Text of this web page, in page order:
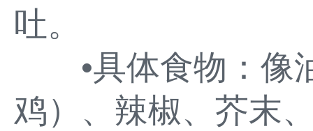
吐。
•具体食物：像
鸡）、辣椒、芥末